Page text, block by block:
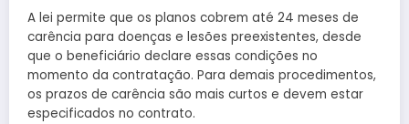
A lei permite que os planos cobrem até 24 meses de
carência para doenças e lesões preexistentes, desde
que o beneficiário declare essas condições no
momento da contratação. Para demais procedimentos,
os prazos de carência são mais curtos e devem estar
especificados no contrato.